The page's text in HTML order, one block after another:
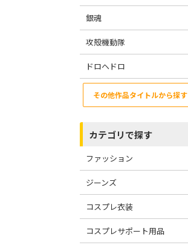
銀魂
攻殻機動隊
ドロヘドロ
その他作品タイトルから探す
カテゴリで探す
ファッション
ジーンズ
コスプレ衣装
コスプレサポート用品